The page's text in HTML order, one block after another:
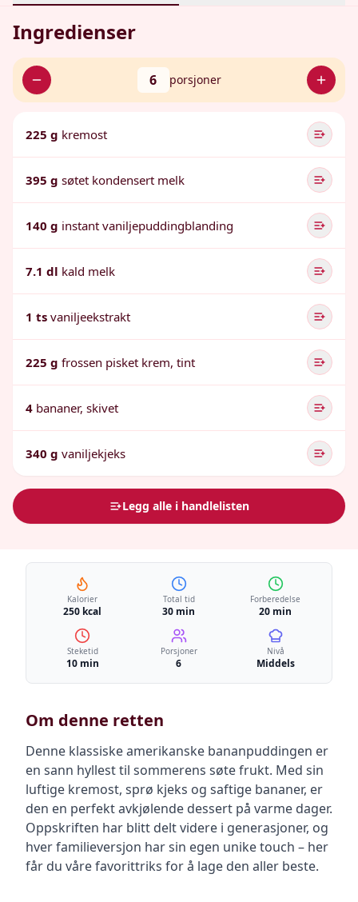
Ingredienser
6 porsjoner
225 g kremost
395 g søtet kondensert melk
140 g instant vaniljepuddingblanding
7.1 dl kald melk
1 ts vaniljeekstrakt
225 g frossen pisket krem, tint
4 bananer, skivet
340 g vaniljekjeks
Legg alle i handlelisten
Kalorier
250 kcal
Total tid
30 min
Forberedelse
20 min
Steketid
10 min
Porsjoner
6
Nivå
Middels
Om denne retten
Denne klassiske amerikanske bananpuddingen er
en sann hyllest til sommerens søte frukt. Med sin
luftige kremost, sprø kjeks og saftige bananer, er
den en perfekt avkjølende dessert på varme dager.
Oppskriften har blitt delt videre i generasjoner, og
hver familieversjon har sin egen unike touch – her
får du våre favorittriks for å lage den aller beste.